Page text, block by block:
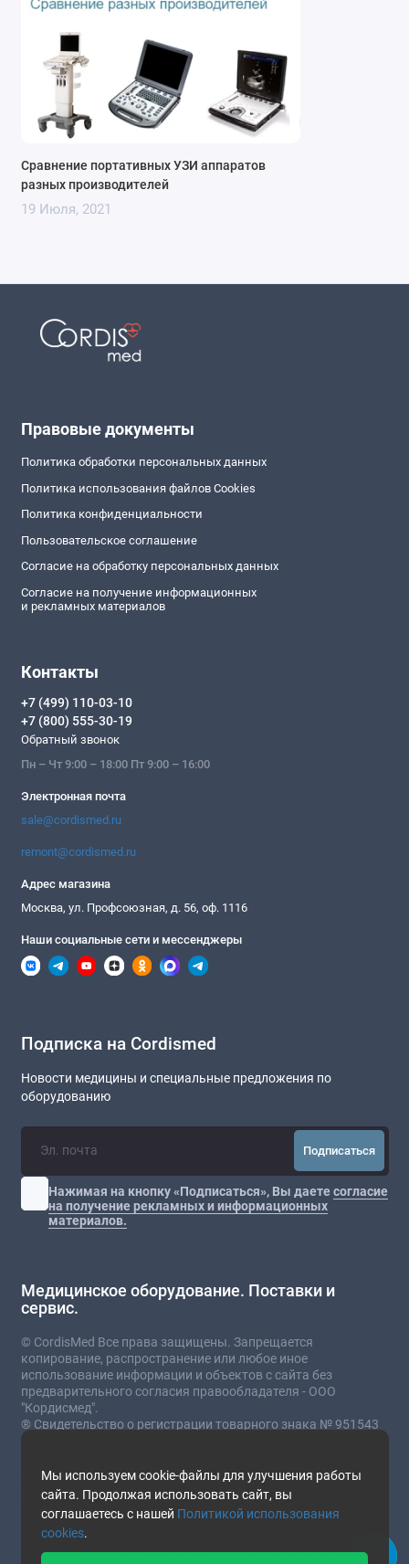
Сравнение портативных УЗИ аппаратов
разных производителей
19 Июля, 2021
Мы используем cookie-файлы для улучшения работы
сайта. Продолжая использовать сайт, вы
соглашаетесь с нашей Политикой использования
cookies.
Правовые документы
Политика обработки персональных данных
Политика использования файлов Cookies
Политика конфиденциальности
Пользовательское соглашение
Согласие на обработку персональных данных
Согласие на получение информационных
и рекламных материалов
Контакты
+7 (499) 110-03-10
+7 (800) 555-30-19
Обратный звонок
Пн – Чт 9:00 – 18:00 Пт 9:00 – 16:00
Электронная почта
sale@cordismed.ru
remont@cordismed.ru
Адрес магазина
Москва, ул. Профсоюзная, д. 56, оф. 1116
Наши социальные сети и мессенджеры
Подписка на Cordismed
Новости медицины и специальные предложения по
оборудованию
Подписаться
Нажимая на кнопку «Подписаться», Вы даетесогласие
на получение рекламных и информационных
материалов.
Медицинское оборудование. Поставки и
сервис.
© CordisMed Все права защищены. Запрещается
копирование, распространение или любое иное
использование информации и объектов с сайта без
предварительного согласия правообладателя - ООО
"Кордисмед".
® Свидетельство о регистрации товарного знака № 951543
от 03.07.2023
* Сайт носит информационный характер и не
является публичной офертой.
Стоимость товаров и услуг зависит от комплектации,
текущего курса валют и прочих факторов.
Наличие и подробные характеристики товара уточняйте у